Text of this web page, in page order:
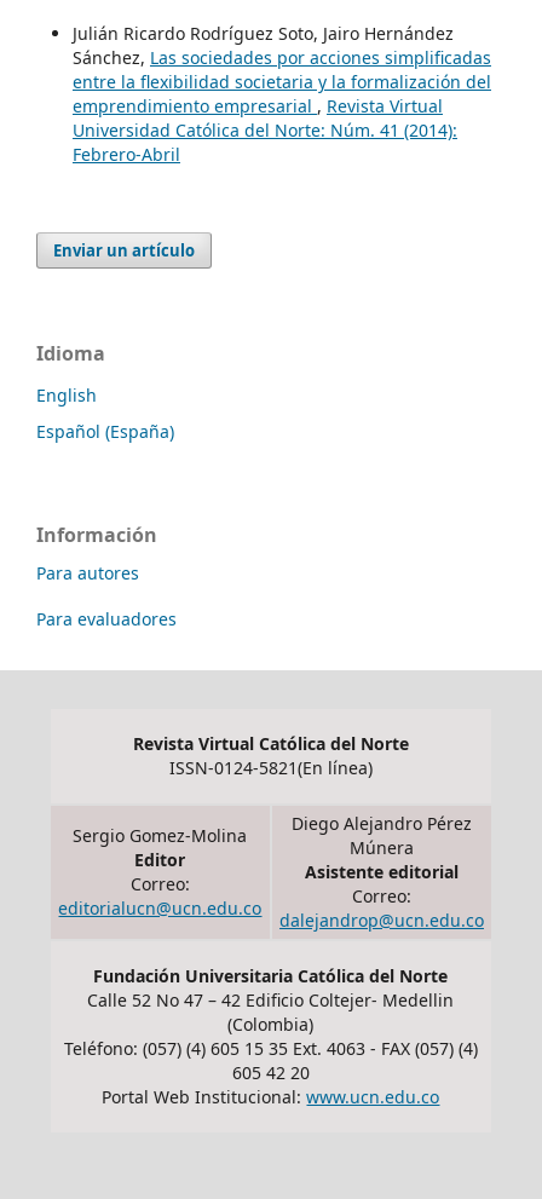
Julián Ricardo Rodríguez Soto, Jairo Hernández
Sánchez, Las sociedades por acciones simplificadas
entre la flexibilidad societaria y la formalización del
emprendimiento empresarial , Revista Virtual
Universidad Católica del Norte: Núm. 41 (2014):
Febrero-Abril
Enviar un artículo
Idioma
English
Español (España)
Información
Para autores
Para evaluadores
Revista Virtual Católica del Norte
ISSN-0124-5821(En línea)
Sergio Gomez-Molina
Editor
Correo:
editorialucn@ucn.edu.co
Diego Alejandro Pérez
Múnera
Asistente editorial
Correo:
dalejandrop@ucn.edu.co
Fundación Universitaria Católica del Norte
Calle 52 No 47 – 42 Edificio Coltejer- Medellin
(Colombia)
Teléfono: (057) (4) 605 15 35 Ext. 4063 - FAX (057) (4)
605 42 20
Portal Web Institucional:www.ucn.edu.co